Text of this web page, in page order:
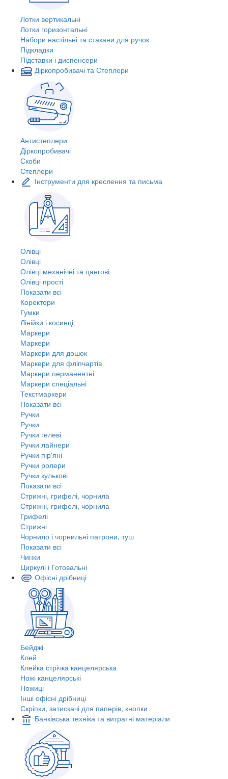
Лотки вертикальні
Лотки горизонтальні
Набори настільні та стакани для ручок
Підкладки
Підставки і диспенсери
Діркопробивачі та Степлери
Антистеплери
Діркопробивачі
Скоби
Степлери
Інструменти для креслення та письма
Олівці
Олівці
Олівці механічні та цангові
Олівці прості
Показати всі
Коректори
Гумки
Лінійки і косинці
Маркери
Маркери
Маркери для дошок
Маркери для фліпчартів
Маркери перманентні
Маркери спеціальні
Текстмаркери
Показати всі
Ручки
Ручки
Ручки гелеві
Ручки лайнери
Ручки пір'яні
Ручки ролери
Ручки кулькові
Показати всі
Стрижні, грифелі, чорнила
Стрижні, грифелі, чорнила
Грифелі
Стрижні
Чорнило і чорнильні патрони, туш
Показати всі
Чинки
Циркулі і Готовальні
Офісні дрібниці
Бейджі
Клей
Клейка стрічка канцелярська
Ножі канцелярські
Ножиці
Інші офісні дрібниці
Скріпки, затискачі для паперів, кнопки
Банківська техніка та витратні матеріали